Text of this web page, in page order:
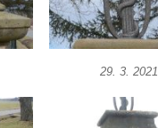
29. 3. 2021